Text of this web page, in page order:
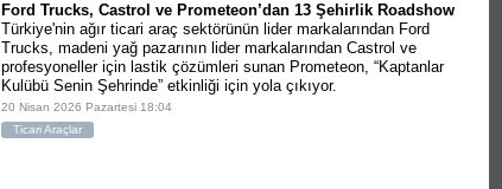
Ford Trucks, Castrol ve Prometeon’dan 13 Şehirlik Roadshow
Türkiye'nin ağır ticari araç sektörünün lider markalarından Ford
Trucks, madeni yağ pazarının lider markalarından Castrol ve
profesyoneller için lastik çözümleri sunan Prometeon, “Kaptanlar
Kulübü Senin Şehrinde” etkinliği için yola çıkıyor.
20 Nisan 2026 Pazartesi 18:04
Ticari Araçlar